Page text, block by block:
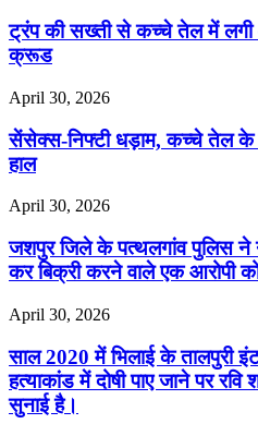
ट्रंप की सख्ती से कच्चे तेल में
क्रूड
April 30, 2026
सेंसेक्स-निफ्टी धड़ाम, कच्चे तेल के
हाल
April 30, 2026
जशपुर जिले के पत्थलगांव पुलिस ने
कर बिक्री करने वाले एक आरोपी को
April 30, 2026
साल 2020 में भिलाई के तालपुरी
हत्याकांड में दोषी पाए जाने पर
सुनाई है।